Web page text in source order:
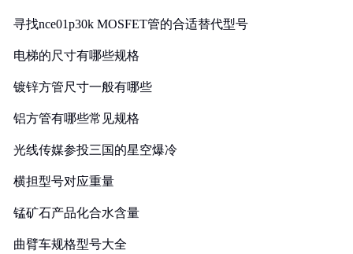
寻找nce01p30k MOSFET管的合适替代型号
电梯的尺寸有哪些规格
镀锌方管尺寸一般有哪些
铝方管有哪些常见规格
光线传媒参投三国的星空爆冷
横担型号对应重量
锰矿石产品化合水含量
曲臂车规格型号大全